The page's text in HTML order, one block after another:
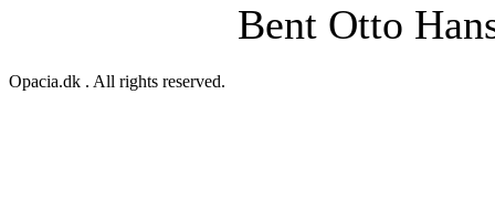
Bent Otto
Opacia.dk . All rights reserved.